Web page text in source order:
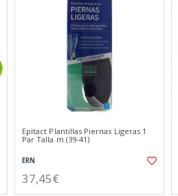
Epitact Plantillas Piernas Ligeras 1
Par Talla m (39-41)
ERN
37,45€